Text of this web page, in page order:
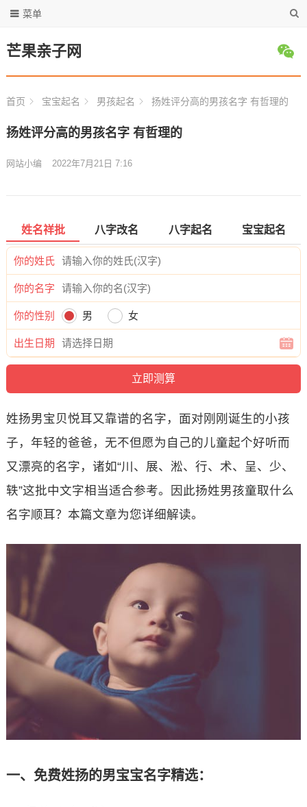
芒果亲子网
菜单
首页 宝宝起名 男孩起名 扬姓评分高的男孩名字 有哲理的
扬姓评分高的男孩名字 有哲理的
网站小编 2022年7月21日 7:16
姓名祥批 八字改名 八字起名 宝宝起名
你的姓氏
你的名字
你的性别 男 女
出生日期
姓扬男宝贝悦耳又靠谱的名字，面对刚刚诞生的小孩
子，年轻的爸爸，无不但愿为自己的儿童起个好听而
又漂亮的名字，诸如“川、展、淞、行、术、呈、少、
轶”这批中文字相当适合参考。因此扬姓男孩童取什么
名字顺耳？本篇文章为您详细解读。
一、免费姓扬的男宝宝名字精选：